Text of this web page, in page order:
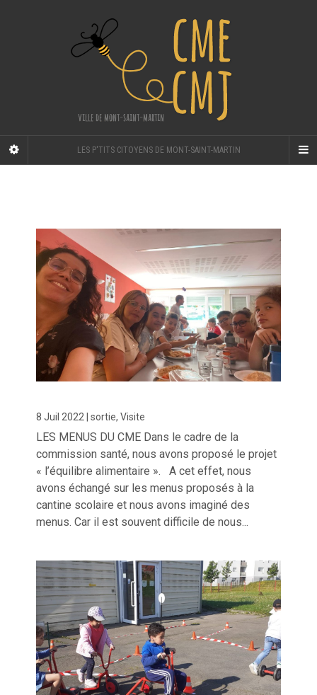
LES P'TITS CITOYENS DE MONT-SAINT-MARTIN
8 Juil 2022 |sortie,Visite
LES MENUS DU CME Dans le cadre de la
commission santé, nous avons proposé le projet
« l’équilibre alimentaire ». A cet effet, nous
avons échangé sur les menus proposés à la
cantine scolaire et nous avons imaginé des
menus. Car il est souvent difficile de nous...